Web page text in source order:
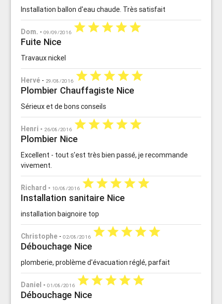
Installation ballon d'eau chaude. Très satisfait
Dom. -09/09/2016 starstarstarstarstar
Fuite Nice
Travaux nickel
Hervé - 29/08/2016 starstarstarstarstar
Plombier Chauffagiste Nice
Sérieux et de bons conseils
Henri - 26/08/2016 starstarstarstarstar
Plombier Nice
Excellent - tout s'est très bien passé, je recommande
vivement.
Richard - 10/08/2016 starstarstarstarstar
Installation sanitaire Nice
installation baignoire top
Christophe -02/08/2016 starstarstarstarstar
Débouchage Nice
plomberie, problème d'évacuation réglé, parfait
Daniel -01/08/2016 starstarstarstarstar
Débouchage Nice